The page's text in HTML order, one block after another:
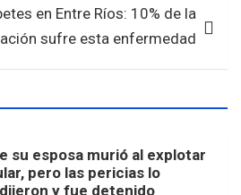
en Entre Ríos: 10% de la
sufre esta enfermedad
su esposa murió al explotar
pero las pericias lo
y fue detenido